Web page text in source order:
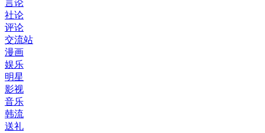
言论
社论
评论
交流站
漫画
娱乐
明星
影视
音乐
韩流
送礼